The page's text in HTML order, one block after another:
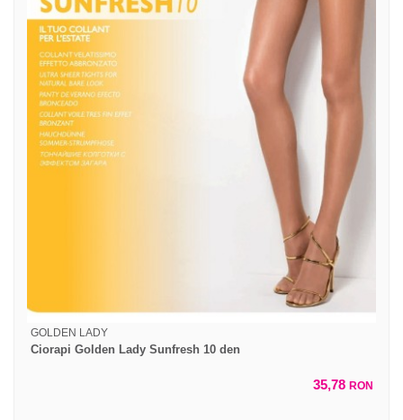
GOLDEN LADY
Ciorapi Golden Lady Sunfresh 10 den
35,78 RON